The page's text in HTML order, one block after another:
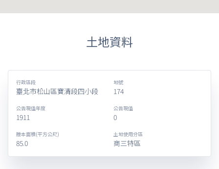
土地資料
行政區段
臺北市松山區寶清段四小段
地號
174
公告現值年度
1911
公告現值
0
謄本面積(平方公尺)
85.0
土地使用分區
商三特區